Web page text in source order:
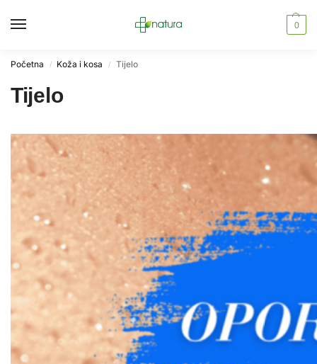
0
Početna / Koža i kosa / Tijelo
Tijelo